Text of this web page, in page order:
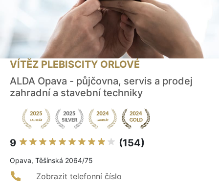
VÍTĚZ PLEBISCITY ORLOVÉ
ALDA Opava - půjčovna, servis a prodej
zahradní a stavební techniky
9 (154)
Opava, Těšínská 2064/75
Zobrazit telefonní číslo